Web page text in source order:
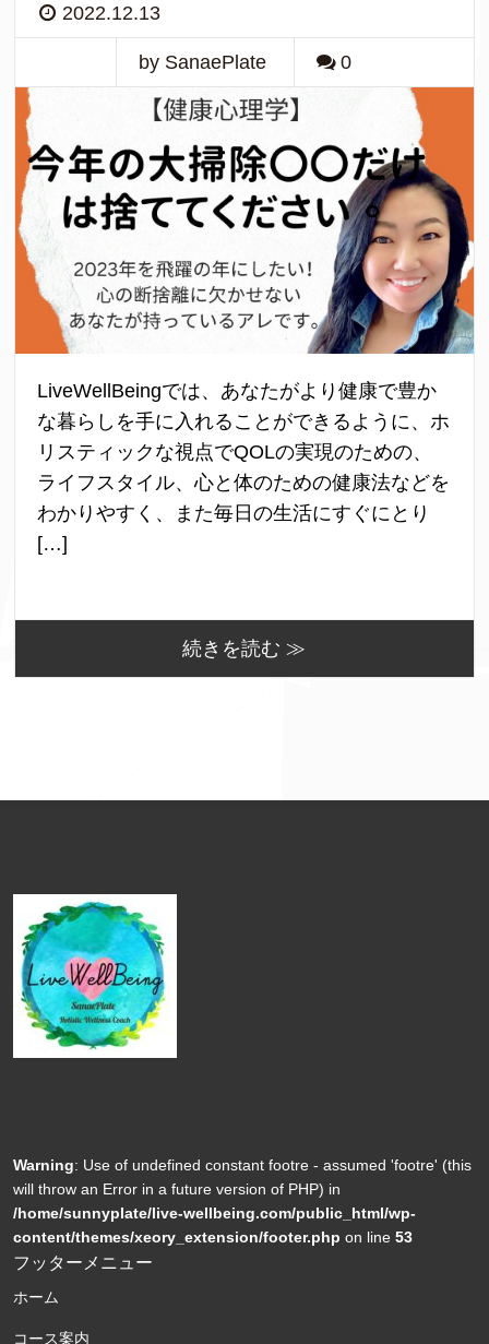
2022.12.13
by SanaePlate 0
LiveWellBeingでは、あなたがより健康で豊か
な暮らしを手に入れることができるように、ホ
リスティックな視点でQOLの実現のための、
ライフスタイル、心と体のための健康法などを
わかりやすく、また毎日の生活にすぐにとり
[…]
続きを読む ≫
Warning: Use of undefined constant footre - assumed 'footre' (this
will throw an Error in a future version of PHP) in
/home/sunnyplate/live-wellbeing.com/public_html/wp-
content/themes/xeory_extension/footer.php on line 53
フッターメニュー
ホーム
コース案内